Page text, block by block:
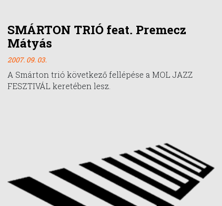
SMÁRTON TRIÓ feat. Premecz
Mátyás
2007. 09. 03.
A Smárton trió következő fellépése a MOL JAZZ
FESZTIVÁL keretében lesz.